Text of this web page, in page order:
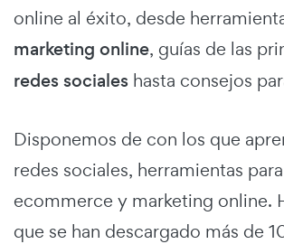
online al éxito, desde
marketing online, guías de las
redes sociales hasta consejos
Disponemos de con los que
redes sociales, herramientas
ecommerce y marketing online.
que se han descargado más de